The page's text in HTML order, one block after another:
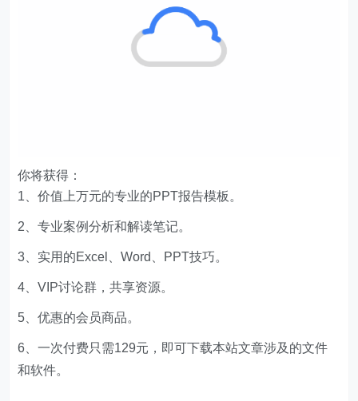
你将获得：
1、价值上万元的专业的PPT报告模板。
2、专业案例分析和解读笔记。
3、实用的Excel、Word、PPT技巧。
4、VIP讨论群，共享资源。
5、优惠的会员商品。
6、一次付费只需129元，即可下载本站文章涉及的文件
和软件。